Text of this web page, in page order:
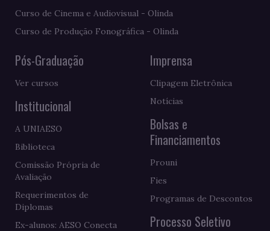
Curso de Cinema e Audiovisual - Olinda
Curso de Produção Fonográfica - Olinda
Pós-Graduação
Ver cursos
Institucional
A UNIAESO
Biblioteca
Comissão Própria de
Avaliação
Requerimentos de
Diplomas
Ex-alunos: AESO Conecta
Imprensa
Clipagem Eletrônica
Notícias
Bolsas e
Financiamentos
Prouni
Fies
Programas de Descontos
Processo Seletivo